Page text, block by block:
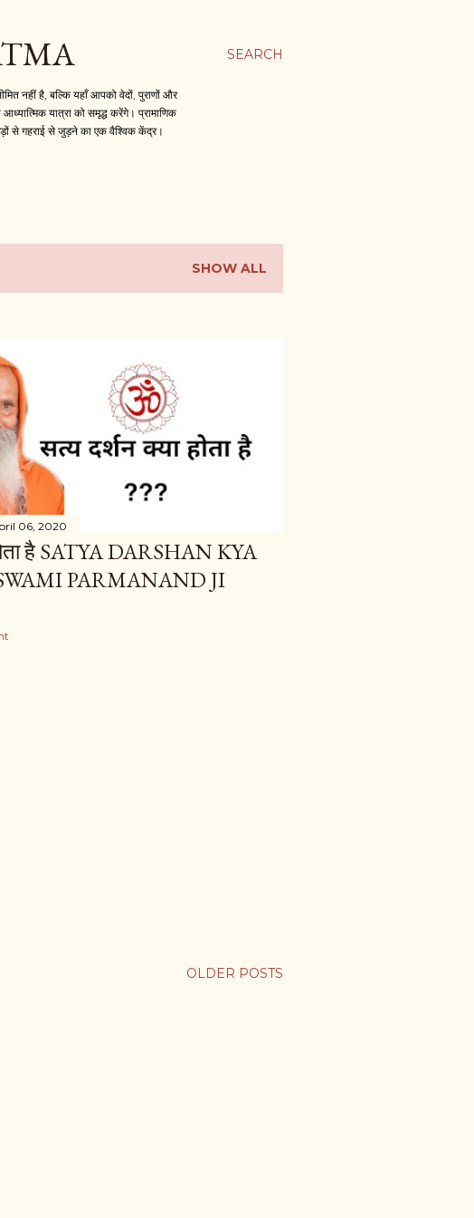
SEARCH
नहीं है, बल्कि यहाँ आपको वेदों, पुराणों और
यात्रा को समृद्ध करेंगे। प्रामाणिक
से गहराई से जुड़ने का एक वैश्विक केंद्र।
SHOW ALL
06, 2020
है SATYA DARSHAN KYA
PARMANAND JI
OLDER POSTS